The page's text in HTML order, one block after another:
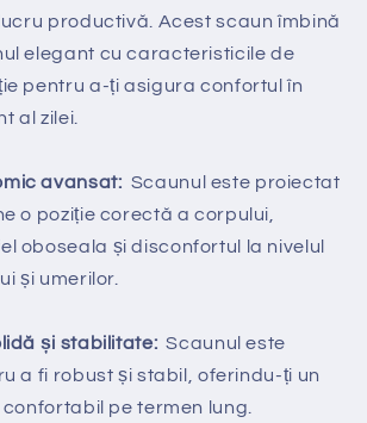
productivă. Acest scaun îmbină
elegant cu caracteristicile de
pentru a-ți asigura confortul în
al zilei.
avansat: Scaunul este proiectat
o poziție corectă a corpului,
oboseala și disconfortul la nivelul
și umerilor.
și stabilitate:Scaunul este
a fi robust și stabil, oferindu-ți un
pe termen lung.